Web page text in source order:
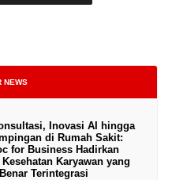
NEWS
Inovasi AI hingga
di Rumah Sakit:
for Business Hadirkan
Karyawan yang
Terintegrasi